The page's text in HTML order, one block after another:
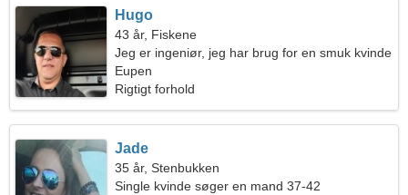
Hugo
43 år, Fiskene
Jeg er ingeniør, jeg har brug for en smuk kvinde
Eupen
Rigtigt forhold
Jade
35 år, Stenbukken
Single kvinde søger en mand 37-42